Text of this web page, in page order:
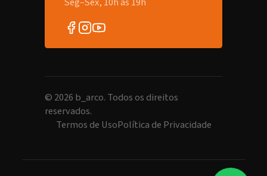
© 2026 b_arco. Todos os direitos
reservados.
Termos de UsoPolítica de Privacidade